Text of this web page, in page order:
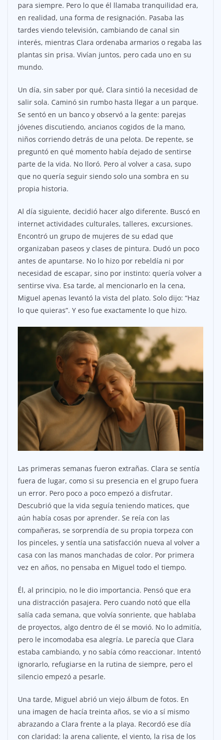
para siempre. Pero lo que él llamaba tranquilidad era,
en realidad, una forma de resignación. Pasaba las
tardes viendo televisión, cambiando de canal sin
interés, mientras Clara ordenaba armarios o regaba las
plantas sin prisa. Vivían juntos, pero cada uno en su
mundo.
Un día, sin saber por qué, Clara sintió la necesidad de
salir sola. Caminó sin rumbo hasta llegar a un parque.
Se sentó en un banco y observó a la gente: parejas
jóvenes discutiendo, ancianos cogidos de la mano,
niños corriendo detrás de una pelota. De repente, se
preguntó en qué momento había dejado de sentirse
parte de la vida. No lloró. Pero al volver a casa, supo
que no quería seguir siendo solo una sombra en su
propia historia.
Al día siguiente, decidió hacer algo diferente. Buscó en
internet actividades culturales, talleres, excursiones.
Encontró un grupo de mujeres de su edad que
organizaban paseos y clases de pintura. Dudó un poco
antes de apuntarse. No lo hizo por rebeldía ni por
necesidad de escapar, sino por instinto: quería volver a
sentirse viva. Esa tarde, al mencionarlo en la cena,
Miguel apenas levantó la vista del plato. Solo dijo: “Haz
lo que quieras”. Y eso fue exactamente lo que hizo.
Las primeras semanas fueron extrañas. Clara se sentía
fuera de lugar, como si su presencia en el grupo fuera
un error. Pero poco a poco empezó a disfrutar.
Descubrió que la vida seguía teniendo matices, que
aún había cosas por aprender. Se reía con las
compañeras, se sorprendía de su propia torpeza con
los pinceles, y sentía una satisfacción nueva al volver a
casa con las manos manchadas de color. Por primera
vez en años, no pensaba en Miguel todo el tiempo.
Él, al principio, no le dio importancia. Pensó que era
una distracción pasajera. Pero cuando notó que ella
salía cada semana, que volvía sonriente, que hablaba
de proyectos, algo dentro de él se movió. No lo admitía,
pero le incomodaba esa alegría. Le parecía que Clara
estaba cambiando, y no sabía cómo reaccionar. Intentó
ignorarlo, refugiarse en la rutina de siempre, pero el
silencio empezó a pesarle.
Una tarde, Miguel abrió un viejo álbum de fotos. En
una imagen de hacía treinta años, se vio a sí mismo
abrazando a Clara frente a la playa. Recordó ese día
con claridad: la arena caliente, el viento, la risa de los